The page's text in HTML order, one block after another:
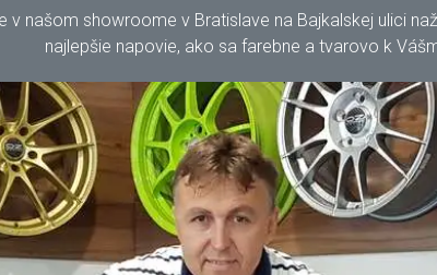
našom showroome v Bratislave na Bajkalskej ulici
najlepšie napovie, ako sa farebne a tvarovo k